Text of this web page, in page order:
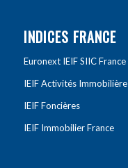
INDICES FRANCE
Euronext IEIF SIIC France
IEIF Activités
IEIF Foncières
IEIF Immobilier France